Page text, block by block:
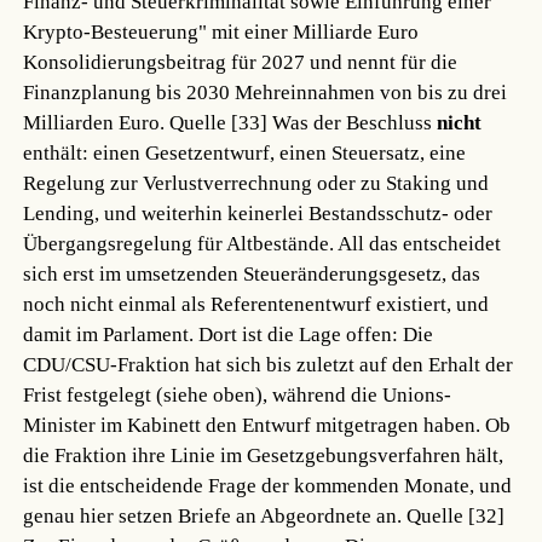
Krypto-Besteuerung" mit einer Milliarde Euro
Konsolidierungsbeitrag für 2027 und nennt für die
Finanzplanung bis 2030 Mehreinnahmen von bis zu drei
Milliarden Euro.Quelle [33] Was der Beschlussnicht
enthält: einen Gesetzentwurf, einen Steuersatz, eine
Regelung zur Verlustverrechnung oder zu Staking und
Lending, und weiterhin keinerlei Bestandsschutz- oder
Übergangsregelung für Altbestände. All das entscheidet
sich erst im umsetzenden Steueränderungsgesetz, das
noch nicht einmal als Referentenentwurf existiert, und
damit im Parlament. Dort ist die Lage offen: Die
CDU/CSU-Fraktion hat sich bis zuletzt auf den Erhalt der
Frist festgelegt (siehe oben), während die Unions-
Minister im Kabinett den Entwurf mitgetragen haben. Ob
die Fraktion ihre Linie im Gesetzgebungsverfahren hält,
ist die entscheidende Frage der kommenden Monate, und
genau hier setzen Briefe an Abgeordnete an.Quelle [32]